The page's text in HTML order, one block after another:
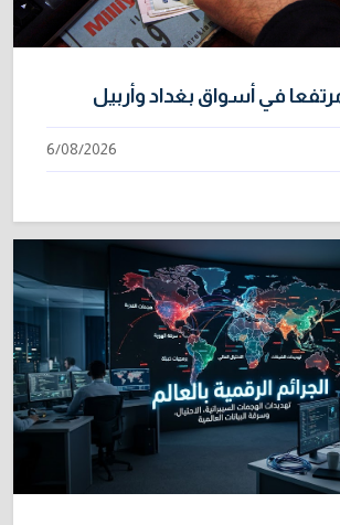
في أسواق بغداد وأربيل
6/08/2026